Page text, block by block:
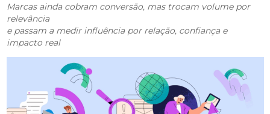
Marcas ainda cobram conversão, mas trocam volume por
relevância
e passam a medir influência por relação, confiança e
impacto real